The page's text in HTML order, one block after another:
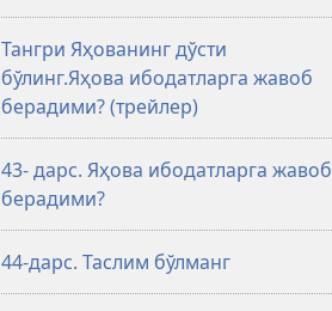
Тангри Яҳованинг дўсти
бўлинг.Яҳова ибодатларга жавоб
берадими? (трейлер)
43- дарс. Яҳова ибодатларга жавоб
берадими?
44-дарс. Таслим бўлманг